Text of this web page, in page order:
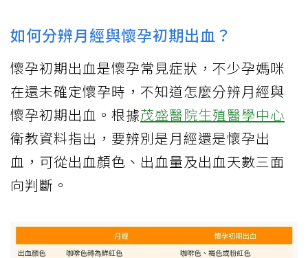
如何分辨月經與懷孕初期出血？
懷孕初期出血是懷孕常見症狀，不少孕媽咪
在還未確定懷孕時，不知道怎麼分辨月經與
懷孕初期出血。根據茂盛醫院生殖醫學中心
衛教資料指出，要辨別是月經還是懷孕出
血，可從出血顏色、出血量及出血天數三面
向判斷。